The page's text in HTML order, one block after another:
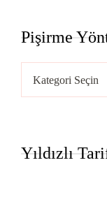
Pişirme
Yöntemleri
Yıldızlı